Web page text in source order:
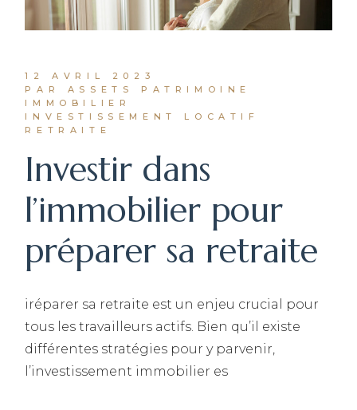
12 AVRIL 2023
PAR ASSETS PATRIMOINE
IMMOBILIER
INVESTISSEMENT LOCATIF
RETRAITE
Investir dans
l’immobilier pour
préparer sa retraite
iréparer sa retraite est un enjeu crucial pour
tous les travailleurs actifs. Bien qu’il existe
différentes stratégies pour y parvenir,
l’investissement immobilier es